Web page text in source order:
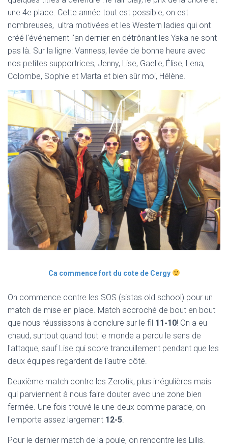
N
une 4e place. Cette année tout est possible, on est
nombreuses, ultra motivées et les Western ladies qui ont
créé l'événement l'an dernier en détrônant les Yaka ne sont
pas là. Sur la ligne: Vanness, levée de bonne heure avec
nos petites supportrices, Jenny, Lise, Gaelle, Élise, Lena,
Colombe, Sophie et Marta et bien sûr moi, Hélène.
Ca commence fort du cote de Cergy
On commence contre les SOS (sistas old school) pour un
match de mise en place. Match accroché de bout en bout
que nous réussissons à conclure sur le fil 11-10! On a eu
chaud, surtout quand tout le monde a perdu le sens de
l'attaque, sauf Lise qui score tranquillement pendant que les
deux équipes regardent de l'autre côté.
Deuxième match contre les Zerotik, plus irrégulières mais
qui parviennent à nous faire douter avec une zone bien
fermée. Une fois trouvé le une-deux comme parade, on
l'emporte assez largement 12-5
Pour le dernier match de la poule, on rencontre les Lillis.